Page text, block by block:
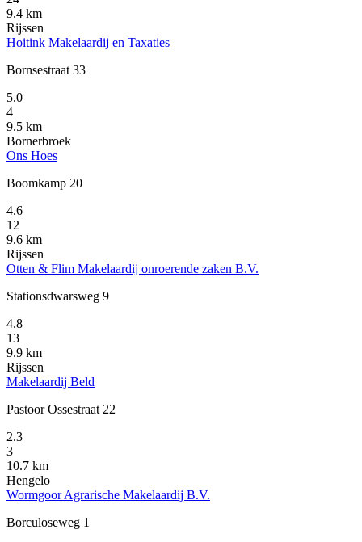
9.4 km
Rijssen
Hoitink Makelaardij en Taxaties
Bornsestraat 33
5.0
4
9.5 km
Bornerbroek
Ons Hoes
Boomkamp 20
4.6
12
9.6 km
Rijssen
Otten & Flim Makelaardij onroerende zaken B.V.
Stationsdwarsweg 9
4.8
13
9.9 km
Rijssen
Makelaardij Beld
Pastoor Ossestraat 22
2.3
3
10.7 km
Hengelo
Wormgoor Agrarische Makelaardij B.V.
Borculoseweg 1